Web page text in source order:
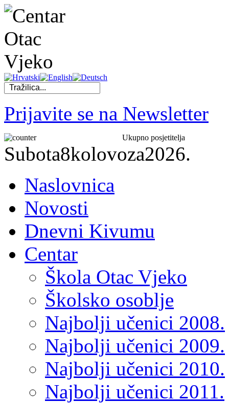
Prijavite se na Newsletter
Ukupno posjetitelja
Subota8kolovoza2026.
Naslovnica
Novosti
Dnevni Kivumu
Centar
Škola Otac Vjeko
Školsko osoblje
Najbolji učenici 2008.
Najbolji učenici 2009.
Najbolji učenici 2010.
Najbolji učenici 2011.